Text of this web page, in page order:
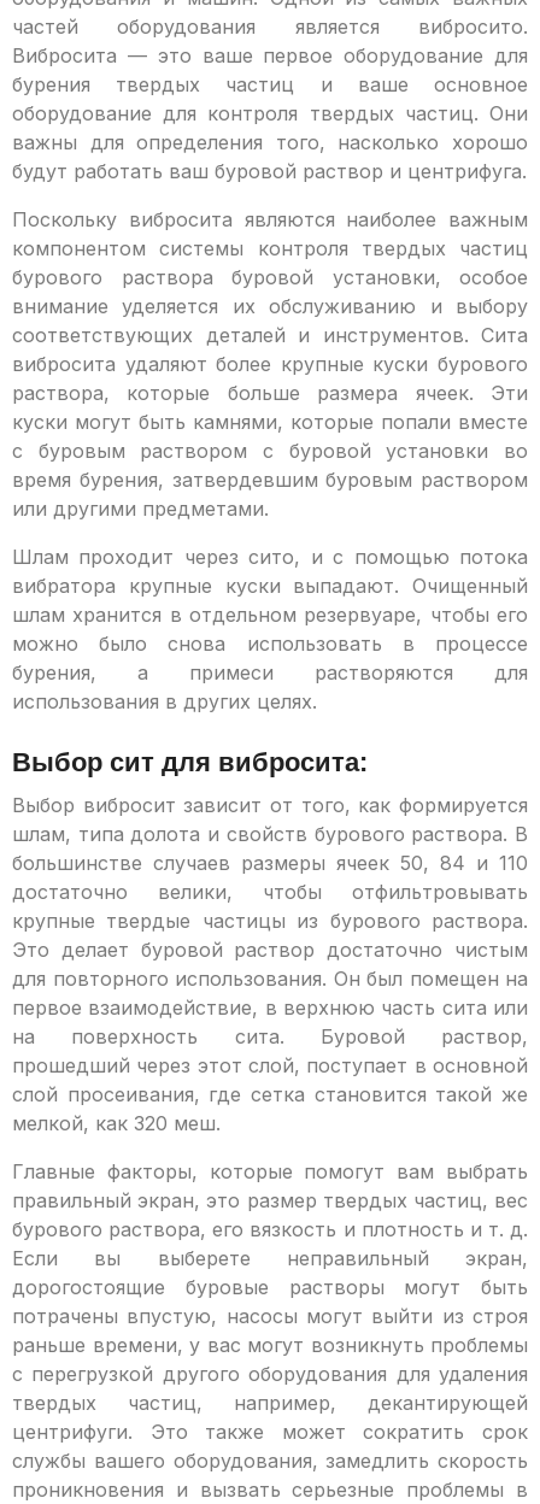
частей оборудования является вибросито.
Вибросита — это ваше первое оборудование для
бурения твердых частиц и ваше основное
оборудование для контроля твердых частиц. Они
важны для определения того, насколько хорошо
будут работать ваш буровой раствор и центрифуга.
Поскольку вибросита являются наиболее важным
компонентом системы контроля твердых частиц
бурового раствора буровой установки, особое
внимание уделяется их обслуживанию и выбору
соответствующих деталей и инструментов. Сита
вибросита удаляют более крупные куски бурового
раствора, которые больше размера ячеек. Эти
куски могут быть камнями, которые попали вместе
с буровым раствором с буровой установки во
время бурения, затвердевшим буровым раствором
или другими предметами.
Шлам проходит через сито, и с помощью потока
вибратора крупные куски выпадают. Очищенный
шлам хранится в отдельном резервуаре, чтобы его
можно было снова использовать в процессе
бурения, а примеси растворяются для
использования в других целях.
Выбор сит для вибросита:
Выбор вибросит зависит от того, как формируется
шлам, типа долота и свойств бурового раствора. В
большинстве случаев размеры ячеек 50, 84 и 110
достаточно велики, чтобы отфильтровывать
крупные твердые частицы из бурового раствора.
Это делает буровой раствор достаточно чистым
для повторного использования. Он был помещен на
первое взаимодействие, в верхнюю часть сита или
на поверхность сита. Буровой раствор,
прошедший через этот слой, поступает в основной
слой просеивания, где сетка становится такой же
мелкой, как 320 меш.
Главные факторы, которые помогут вам выбрать
правильный экран, это размер твердых частиц, вес
бурового раствора, его вязкость и плотность и т. д.
Если вы выберете неправильный экран,
дорогостоящие буровые растворы могут быть
потрачены впустую, насосы могут выйти из строя
раньше времени, у вас могут возникнуть проблемы
с перегрузкой другого оборудования для удаления
твердых частиц, например, декантирующей
центрифуги. Это также может сократить срок
службы вашего оборудования, замедлить скорость
проникновения и вызвать серьезные проблемы в